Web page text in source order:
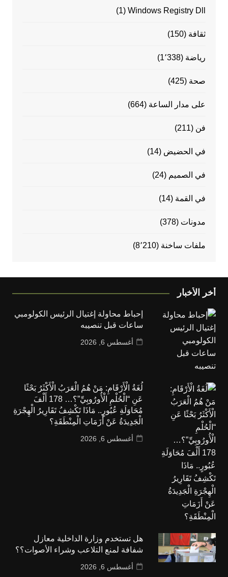
Windows Registry Dll
(1)
ثقافة (150)
رياضة (1٬338)
صحة (425)
على مدار الساعة (664)
فن (211)
في الحضيض (14)
في الصميم (24)
في القمة (14)
مدونات (378)
ملفات ساخنة (8٬210)
أخر الأخبار
إحباط محاولة إغتيال الرئيس الكولومبي
ساعات قبل تنصيبه
أغسطس 6, 2026
لُغَةُ الْأَرْقَامِ: مَنْ هُمُ الْعَرَبُ الْأَكْثَرُ بَحْثًا
عَنِ “الْحُلْمِ الْأُورُوبِيِّ”؟… 178 أَلْفَ
مُحَاوَلَةِ عُبُورٍ.. مَاذَا تَكْشِفُ تَقَارِيرُ الْهِجْرَةِ
الْجَدِيدَةُ عَنْ أَزَمَاتِ الْمِنْطَقَةِ؟
أغسطس 6, 2026
هل تستخدم وزارة الداخلية معازل
شفافة لمنع التلاعب وشراء الأصوات؟؟
أغسطس 6, 2026